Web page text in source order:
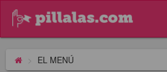
EL MENÚ